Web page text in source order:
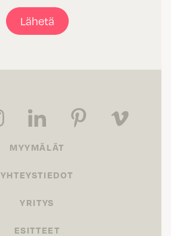
Lähetä
MYYMÄLÄT
YHTEYSTIEDOT
YRITYS
ESITTEET